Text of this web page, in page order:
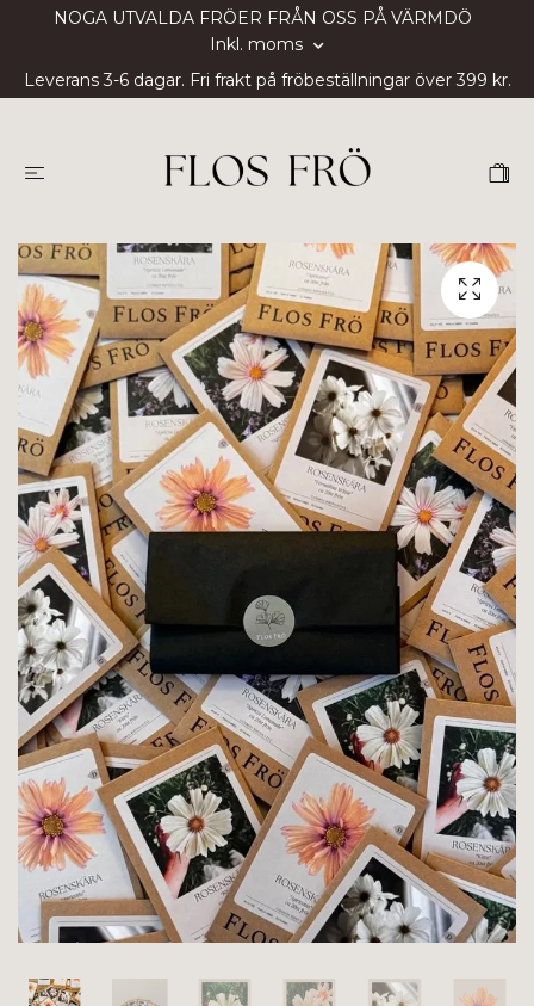
NOGA UTVALDA FRÖER FRÅN OSS PÅ VÄRMDÖ
Inkl. moms
Leverans 3-6 dagar. Fri frakt på fröbeställningar över 399 kr.